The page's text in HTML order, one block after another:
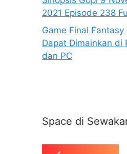
2021 Episode 238
Game Final Fantasy
Dapat Dimainkan di
dan PC
Space di